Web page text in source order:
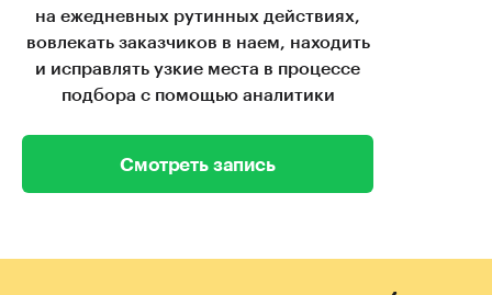
на ежедневных рутинных действиях,
вовлекать заказчиков в наем, находить
и исправлять узкие места в процессе
подбора с помощью аналитики
Смотреть запись